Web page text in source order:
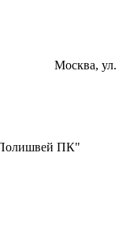
Москва, ул.
ПК"